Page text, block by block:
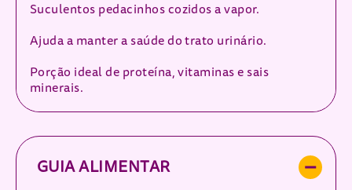
Suculentos pedacinhos cozidos a vapor.
Ajuda a manter a saúde do trato urinário.
Porção ideal de proteína, vitaminas e sais
minerais.
GUIA ALIMENTAR